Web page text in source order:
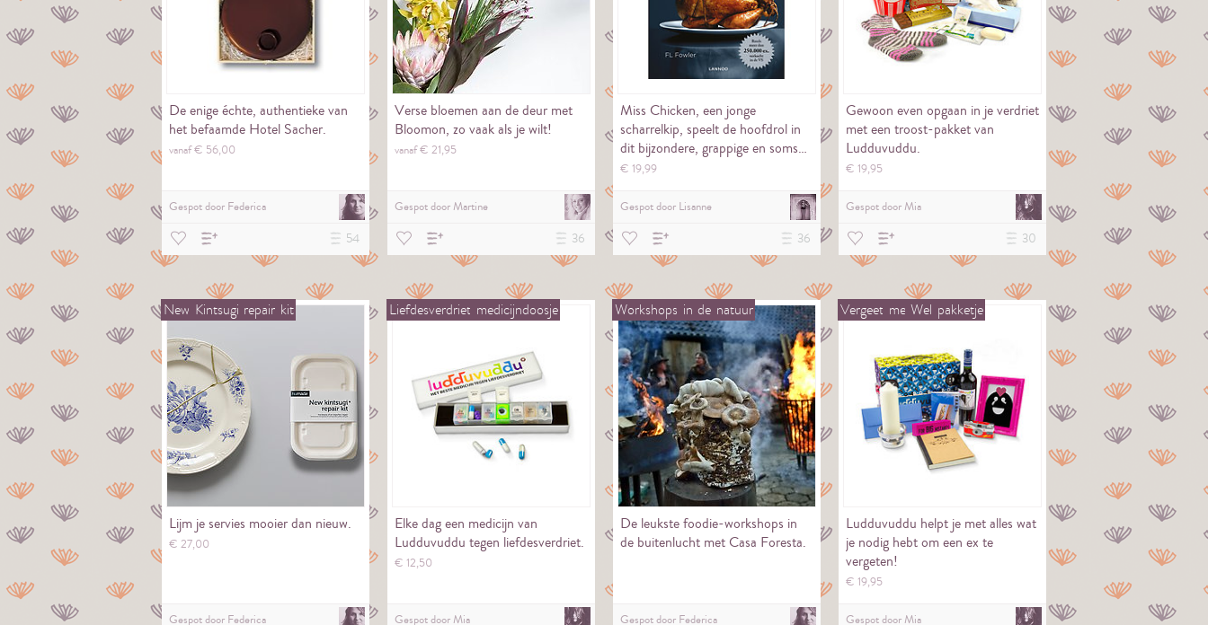
De enige échte, authentieke van
het befaamde Hotel Sacher.
vanaf € 56,00
Gespot door Federica
54
Verse bloemen aan de deur met
Bloomon, zo vaak als je wilt!
vanaf € 21,95
Gespot doorMartine
36
Miss Chicken, een jonge
scharrelkip, speelt de hoofdrol in
dit bijzondere, grappige en soms…
€ 19,99
Gespot door Lisanne
36
Gewoon even opgaan in je verdriet
met een troost-pakket van
Ludduvuddu.
€ 19,95
Gespot doorMia
30
New Kintsugi repair kit
Lijm je servies mooier dan nieuw.
€ 27,00
Gespot door Federica
Liefdesverdriet medicijndoosje
Elke dag een medicijn van
Ludduvuddu tegen liefdesverdriet.
€ 12,50
Gespot doorMia
Workshops in de natuur
De leukste foodie-workshops in
de buitenlucht met Casa Foresta.
Gespot door Federica
Vergeet me Wel pakketje
Ludduvuddu helpt je met alles wat
je nodig hebt om een ex te
vergeten!
€ 19,95
Gespot doorMia